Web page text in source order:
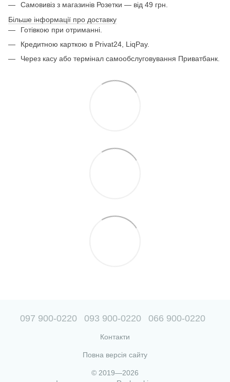
Самовивіз з магазинів Розетки — від 49 грн.
Більше інформації про доставку
Готівкою при отриманні.
Кредитною карткою в Privat24, LiqPay.
Через касу або термінал самообслуговування Приватбанк.
097 900-0220 093 900-0220 066 900-0220
Контакти
Повна версія сайту
© 2019—2026